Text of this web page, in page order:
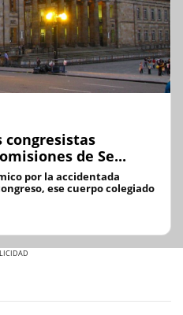
congresistas
de Se...
por la accidentada
ese cuerpo colegiado